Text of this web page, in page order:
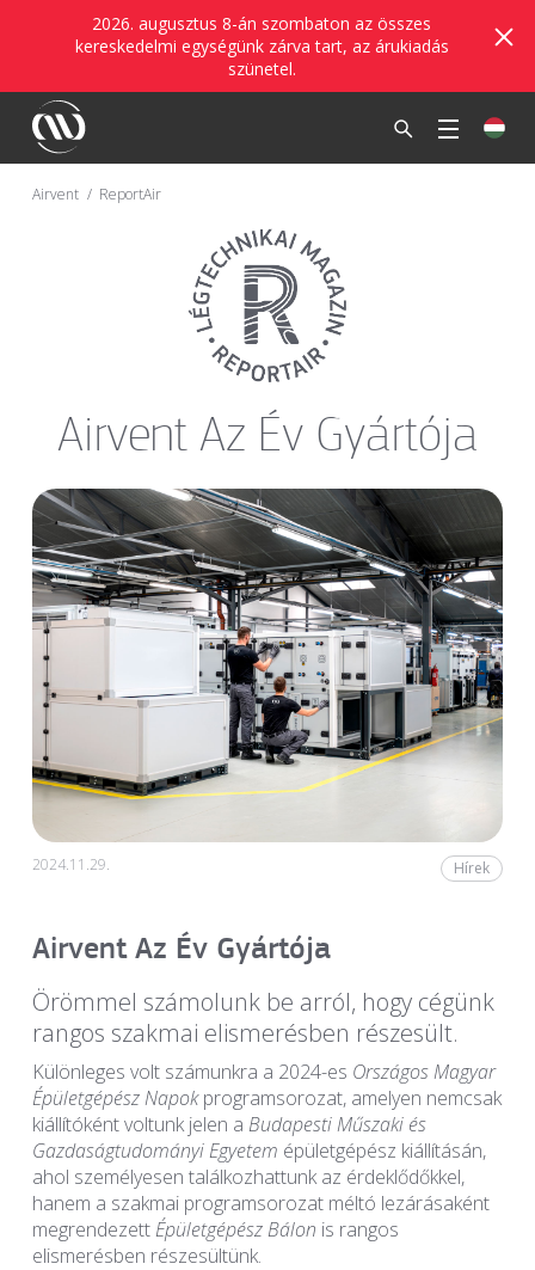
2026. augusztus 8-án szombaton az összes
kereskedelmi egységünk zárva tart, az árukiadás
szünetel.
Airvent ReportAir
Airvent Az Év Gyártója
2024.11.29. Hírek
Airvent Az Év Gyártója
Örömmel számolunk be arról, hogy cégünk
rangos szakmai elismerésben részesült.
Különleges volt számunkra a 2024-es Országos Magyar
Épületgépész Napokprogramsorozat, amelyen nemcsak
kiállítóként voltunk jelen a Budapesti Műszaki és
Gazdaságtudományi Egyetem épületgépész kiállításán,
ahol személyesen találkozhattunk az érdeklődőkkel,
hanem a szakmai programsorozat méltó lezárásaként
megrendezettÉpületgépész Bálon is rangos
elismerésben részesültünk.